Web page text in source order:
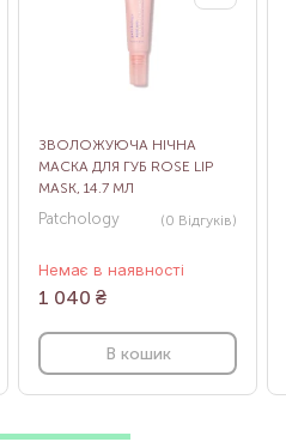
ЗВОЛОЖУЮЧА НІЧНА
МАСКА ДЛЯ ГУБ ROSE LIP
MASK, 14.7 МЛ
Patchology (0 Відгуків)
Немає в наявності
1 040 ₴
В кошик